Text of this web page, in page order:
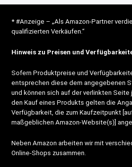
* #Anzeige – „Als Amazon-Partner
qualifizierten Verkäufen.“
Hinweis zu Preisen und
Sofern Produktpreise und
entsprechen diese dem angegebenen
und können sich auf der verlinkten Seite
den Kauf eines Produkts gelten die
Verfügbarkeit, die zum Kaufzeitpunkt
maßgeblichen Amazon-Website(s)]
Neben Amazon arbeiten wir mit
Online-Shops zusammen.